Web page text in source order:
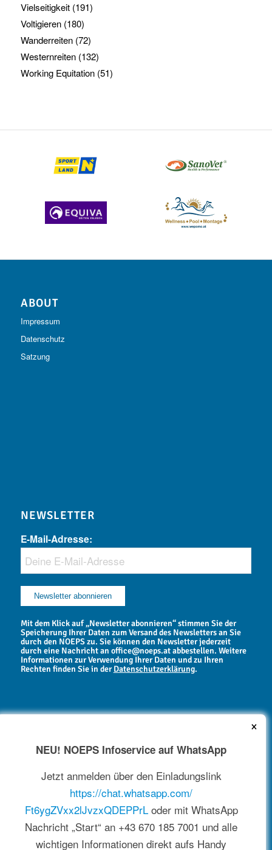
Vielseitigkeit(191)
Voltigieren(180)
Wanderreiten(72)
Westernreiten(132)
Working Equitation(51)
ABOUT
Impressum
Datenschutz
Satzung
NEWSLETTER
E-Mail-Adresse:
Mit dem Klick auf „Newsletter abonnieren“ stimmen Sie der
Speicherung Ihrer Daten zum Versand des Newsletters an Sie
durch den NOEPS zu. Sie können den Newsletter jederzeit
durch eine Nachricht an office@noeps.at abbestellen. Weitere
Informationen zur Verwendung Ihrer Daten und zu Ihren
Rechten finden Sie in derDatenschutzerklärung.
NEWSARCHIV
×
NEU! NOEPS Infoservice auf WhatsApp
Jetzt anmelden über den Einladungslink
https://chat.whatsapp.com/
Ft6ygZVxx2lJvzxQDEPPrLoder mit WhatsApp
Nachricht „Start“ an +43 670 185 7001 und alle
wichtigen Informationen direkt aufs Handy